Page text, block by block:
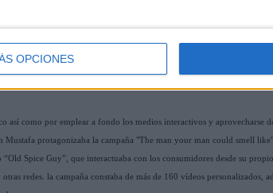
OPCIONES
el proyecto, liderado creativamente por el español Xabi Liceaga,
así como por emplear a fondo los medios interactivos y aprovecharse
protagonizaba la campaña "The man your man could smell
Spice Guy”, que interactuaba con los consumidores desde su
redes. la campaña constaba de más de 160 vídeos personalizados,